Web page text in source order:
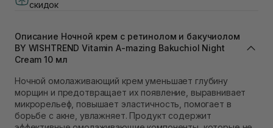
Самовывоз г. Львов ул. Степана Бандеры 43
В наличии
Самовывоз Ровно
Самовывоз г. Ровно, ул. Кулика и Гудачека 23 (ТЦ
Экватор)
В наличии
скидок
Описание Ночной крем с ретинолом и бакучиолом
BY WISHTREND Vitamin A-mazing Bakuchiol Night
Cream 10 мл
Ночной омолаживающий крем уменьшает глубину
морщин и предотвращает их появление, выравнивает
микрорельеф, повышает эластичность, помогает в
борьбе с акне, увлажняет. Продукт содержит